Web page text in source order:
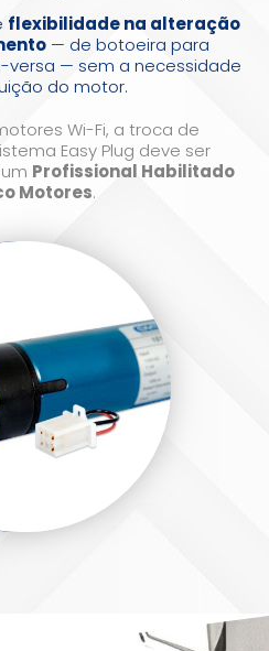
flexibilidade na alteração
— de botoeira para
versa — sem a necessidade
do motor.
Wi-Fi, a troca de
Easy Plug deve ser
Profissional Habilitado
Motores.